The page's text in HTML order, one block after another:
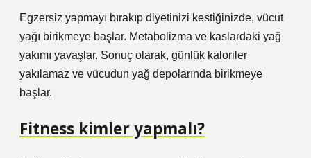
Egzersiz yapmayı bırakıp diyetinizi kestiğinizde, vücut
yağı birikmeye başlar. Metabolizma ve kaslardaki yağ
yakımı yavaşlar. Sonuç olarak, günlük kaloriler
yakılamaz ve vücudun yağ depolarında birikmeye
başlar.
Fitness kimler yapmalı?